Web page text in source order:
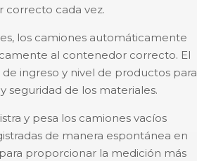
correcto cada vez.
los camiones automáticamente
al contenedor correcto. El
ingreso y nivel de productos para
seguridad de los materiales.
y pesa los camiones vacíos
de manera espontánea en
proporcionar la medición más